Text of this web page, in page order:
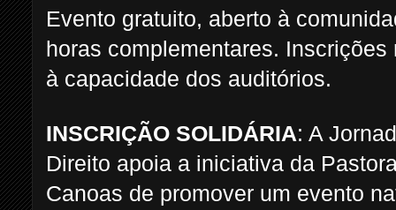
Evento gratuito, aberto à
horas complementares.
à capacidade dos auditórios.
INSCRIÇÃO SOLIDÁRIA: A
Direito apoia a iniciativa da
Canoas de promover um evento